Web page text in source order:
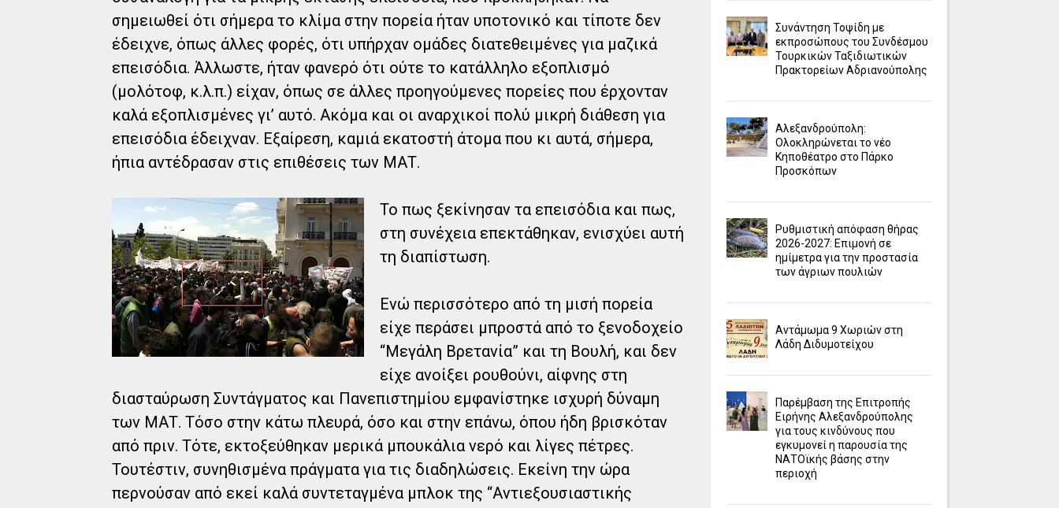
σημειωθεί ότι σήμερα το κλίμα στην πορεία ήταν υποτονικό και τίποτε δεν
έδειχνε, όπως άλλες φορές, ότι υπήρχαν ομάδες διατεθειμένες για μαζικά
επεισόδια. Άλλωστε, ήταν φανερό ότι ούτε το κατάλληλο εξοπλισμό
(μολότοφ, κ.λ.π.) είχαν, όπως σε άλλες προηγούμενες πορείες που έρχονταν
καλά εξοπλισμένες γι’ αυτό. Ακόμα και οι αναρχικοί πολύ μικρή διάθεση για
επεισόδια έδειχναν. Εξαίρεση, καμιά εκατοστή άτομα που κι αυτά, σήμερα,
ήπια αντέδρασαν στις επιθέσεις των ΜΑΤ.
Το πως ξεκίνησαν τα επεισόδια και πως,
στη συνέχεια επεκτάθηκαν, ενισχύει αυτή
τη διαπίστωση.
Ενώ περισσότερο από τη μισή πορεία
είχε περάσει μπροστά από το ξενοδοχείο
“Μεγάλη Βρετανία” και τη Βουλή, και δεν
είχε ανοίξει ρουθούνι, αίφνης στη
διασταύρωση Συντάγματος και Πανεπιστημίου εμφανίστηκε ισχυρή δύναμη
των ΜΑΤ. Τόσο στην κάτω πλευρά, όσο και στην επάνω, όπου ήδη βρισκόταν
από πριν. Τότε, εκτοξεύθηκαν μερικά μπουκάλια νερό και λίγες πέτρες.
Τουτέστιν, συνηθισμένα πράγματα για τις διαδηλώσεις. Εκείνη την ώρα
περνούσαν από εκεί καλά συντεταγμένα μπλοκ της “Αντιεξουσιαστικής
Συνάντηση Τοψίδη με
εκπροσώπους του Συνδέσμου
Τουρκικών Ταξιδιωτικών
Πρακτορείων Αδριανούπολης
Αλεξανδρούπολη:
Ολοκληρώνεται το νέο
Κηποθέατρο στο Πάρκο
Προσκόπων
Ρυθμιστική απόφαση θήρας
2026-2027: Επιμονή σε
ημίμετρα για την προστασία
των άγριων πουλιών
Αντάμωμα 9 Χωριών στη
Λάδη Διδυμοτείχου
Παρέμβαση της Επιτροπής
Ειρήνης Αλεξανδρούπολης
για τους κινδύνους που
εγκυμονεί η παρουσία της
ΝΑΤΟϊκής βάσης στην
περιοχή